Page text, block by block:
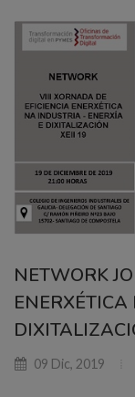
NETWORK
09 Dic, 2019